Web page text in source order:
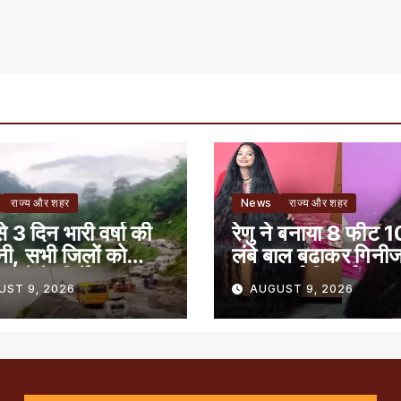
राज्य और शहर
दिन भारी वर्षा की
सभी जिलों को
के निर्देश
9, 2026
News राज्य और शहर
रेणु ने बनाया 8 फीट
लंबे बाल बढाकर
ऑफ़ वर्ल्ड रिकार्ड
AUGUST 9, 2026